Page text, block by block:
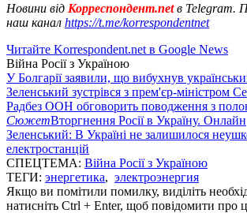
Новини від Корреспондент.netв Telegram.
наш канал https://t.me/korrespondentnet
Читайте Korrespondent.net в Google News
Війна Росії з Україною
У Болгарії заявили, що вибухнув
Зеленський зустрівся з прем'єр-міністром
Радбез ООН обговорить поводження з
СюжетВторгнення Росії в Україну. Онлайн
Зеленський: В Україні не залишилося
електростанцій
СПЕЦТЕМА: Війна Росії з Україною
ТЕГИ: энергетика, электроэнергия
Якщо ви помітили помилку, виділіть
натисніть Ctrl + Enter, щоб повідомити про